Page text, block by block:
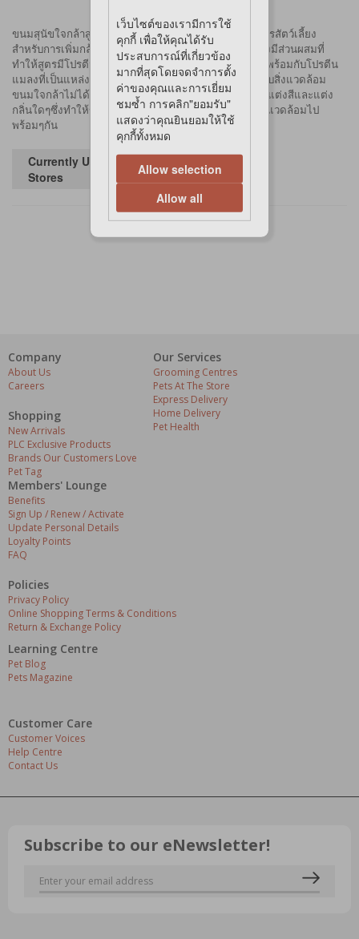
ขนมสุนัขใจกล้าสูตร แว๊กกิ้ง กรีน พัฒนาโดยนักโภชนาการสัตว์เลี้ยง
สำหรับการเพิ่มกล้ามเนื้อและช่วยลดความอยากอาหาร ซึ่งมีส่วนผสมที่
ทำให้สูตรมีโปรตีนสูงเป็นพิเศษและปริมาณไขมันที่ลดลง พร้อมกับโปรตีน
แมลงที่เป็นแหล่งโปรตีนคุณภาพดีที่สะอาดและเป็นมิตรกับสิ่งแวดล้อม
ขนมใจกล้าไม่ได้มีการใช้วัตถุดิบกันเสียการเติมเกลือการแต่งสีและแต่ง
กลิ่นใดๆซึ่งทำให้ขนมใจกล้าดีทั้งต่อน้องสุนัขและดีต่อสิ่งแวดล้อมไป
พร้อมๆกัน
Currently Unavailable in
Stores
Company
About Us
Careers
Shopping
New Arrivals
PLC Exclusive Products
Brands Our Customers Love
Pet Tag
Our Services
Grooming Centres
Pets At The Store
Express Delivery
Home Delivery
Pet Health
Members' Lounge
Benefits
Sign Up / Renew / Activate
Update Personal Details
Loyalty Points
FAQ
Policies
Privacy Policy
Online Shopping Terms & Conditions
Return & Exchange Policy
Learning Centre
Pet Blog
Pets Magazine
Customer Care
Customer Voices
Help Centre
Contact Us
Subscribe to our eNewsletter!
เว็บไซต์ของเรามีการใช้
คุกกี้ เพื่อให้คุณได้รับ
ประสบการณ์ที่เกี่ยวข้อง
มากที่สุดโดยจดจำการตั้ง
ค่าของคุณและการเยี่ยม
ชมซ้ำ การคลิก"ยอมรับ"
แสดงว่าคุณยินยอมให้ใช้
คุกกี้ทั้งหมด
Allow selection
Allow all